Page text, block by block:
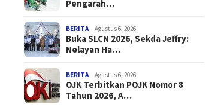
Pengarah…
BERITA Agustus 6, 2026
Buka SLCN 2026, Sekda Jeffry:
Nelayan Ha…
BERITA Agustus 6, 2026
OJK Terbitkan POJK Nomor 8
Tahun 2026, A…